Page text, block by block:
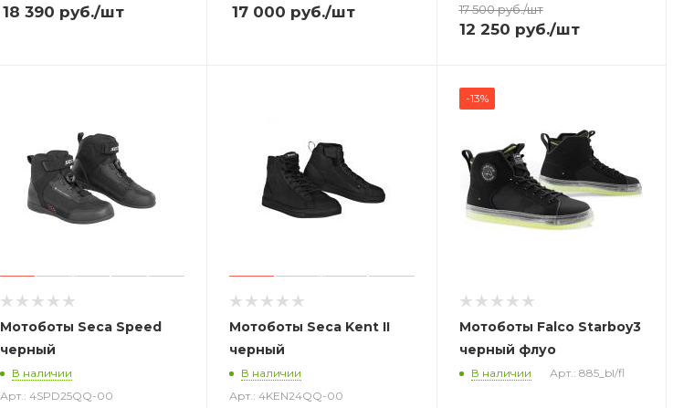
18 390 руб./шт 17 000 руб./шт 17 500руб./шт
12 250 руб./шт
Мотоботы Seca Speed
черный
В наличии
Арт.: 4SPD25QQ-00
Мотоботы Seca Kent II
черный
В наличии
Арт.: 4KEN24QQ-00
-13%
Мотоботы Falco Starboy3
черный флуо
В наличии Арт.: 885_bl/fl